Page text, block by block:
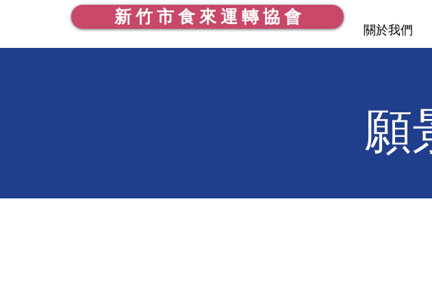
新 竹 市 食 來 運 轉 協 會
關於我們
願